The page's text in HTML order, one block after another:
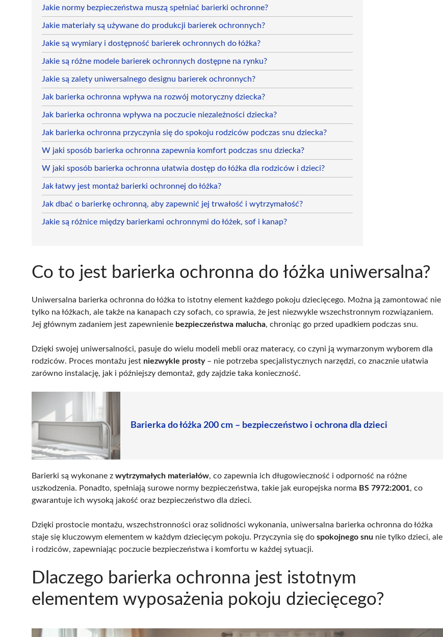
Jakie normy bezpieczeństwa muszą spełniać barierki ochronne?
Jakie materiały są używane do produkcji barierek ochronnych?
Jakie są wymiary i dostępność barierek ochronnych do łóżka?
Jakie są różne modele barierek ochronnych dostępne na rynku?
Jakie są zalety uniwersalnego designu barierek ochronnych?
Jak barierka ochronna wpływa na rozwój motoryczny dziecka?
Jak barierka ochronna wpływa na poczucie niezależności dziecka?
Jak barierka ochronna przyczynia się do spokoju rodziców podczas snu dziecka?
W jaki sposób barierka ochronna zapewnia komfort podczas snu dziecka?
W jaki sposób barierka ochronna ułatwia dostęp do łóżka dla rodziców i dzieci?
Jak łatwy jest montaż barierki ochronnej do łóżka?
Jak dbać o barierkę ochronną, aby zapewnić jej trwałość i wytrzymałość?
Jakie są różnice między barierkami ochronnymi do łóżek, sof i kanap?
Co to jest barierka ochronna do łóżka uniwersalna?
Uniwersalna barierka ochronna do łóżka to istotny element każdego pokoju dziecięcego. Można ją zamontować nie
tylko na łóżkach, ale także na kanapach czy sofach, co sprawia, że jest niezwykle wszechstronnym rozwiązaniem.
Jej głównym zadaniem jest zapewnienie bezpieczeństwa malucha, chroniąc go przed upadkiem podczas snu.
Dzięki swojej uniwersalności, pasuje do wielu modeli mebli oraz materacy, co czyni ją wymarzonym wyborem dla
rodziców. Proces montażu jest niezwykle prosty– nie potrzeba specjalistycznych narzędzi, co znacznie ułatwia
zarówno instalację, jak i późniejszy demontaż, gdy zajdzie taka konieczność.
Barierka do łóżka 200 cm – bezpieczeństwo i ochrona dla dzieci
Barierki są wykonane z wytrzymałych materiałów, co zapewnia ich długowieczność i odporność na różne
uszkodzenia. Ponadto, spełniają surowe normy bezpieczeństwa, takie jak europejska norma BS 7972:2001, co
gwarantuje ich wysoką jakość oraz bezpieczeństwo dla dzieci.
Dzięki prostocie montażu, wszechstronności oraz solidności wykonania, uniwersalna barierka ochronna do łóżka
staje się kluczowym elementem w każdym dziecięcym pokoju. Przyczynia się do spokojnego snu nie tylko dzieci, ale
i rodziców, zapewniając poczucie bezpieczeństwa i komfortu w każdej sytuacji.
Dlaczego barierka ochronna jest istotnym
elementem wyposażenia pokoju dziecięcego?